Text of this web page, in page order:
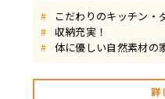
# こだわりのキッチン・
# 収納充実！
# 体に優しい自然素材の
詳